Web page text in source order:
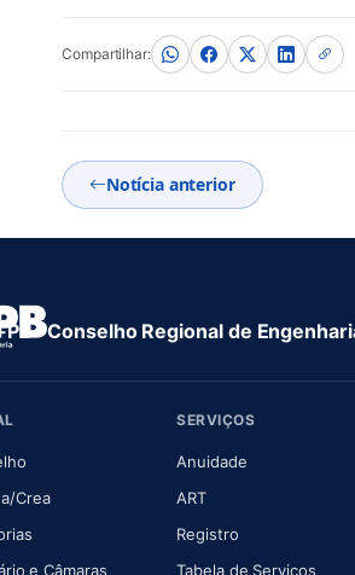
Compartilhar:
Notícia anterior
PB · Conselho Regional de
(abre em nova aba)
Crea(abre em nova aba)
e Câmaras(abre em nova aba)
SERVIÇOS
Anuidade(abre em nova
ART(abre em nova aba)
Registro
Tabela de Serviços